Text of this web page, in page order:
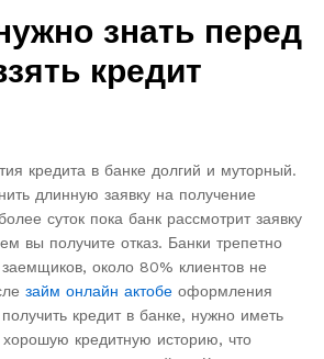
знать перед
кредит
кредита в банке долгий и муторный.
длинную заявку на получение
суток пока банк рассмотрит заявку
вы получите отказ. Банки трепетно
около 80% клиентов не
займ онлайн актобе оформления
кредит в банке, нужно иметь
кредитную историю, что